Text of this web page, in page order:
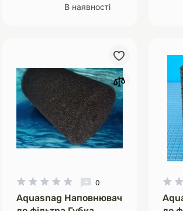
В наявності
0
Aquasnag Наповнювач